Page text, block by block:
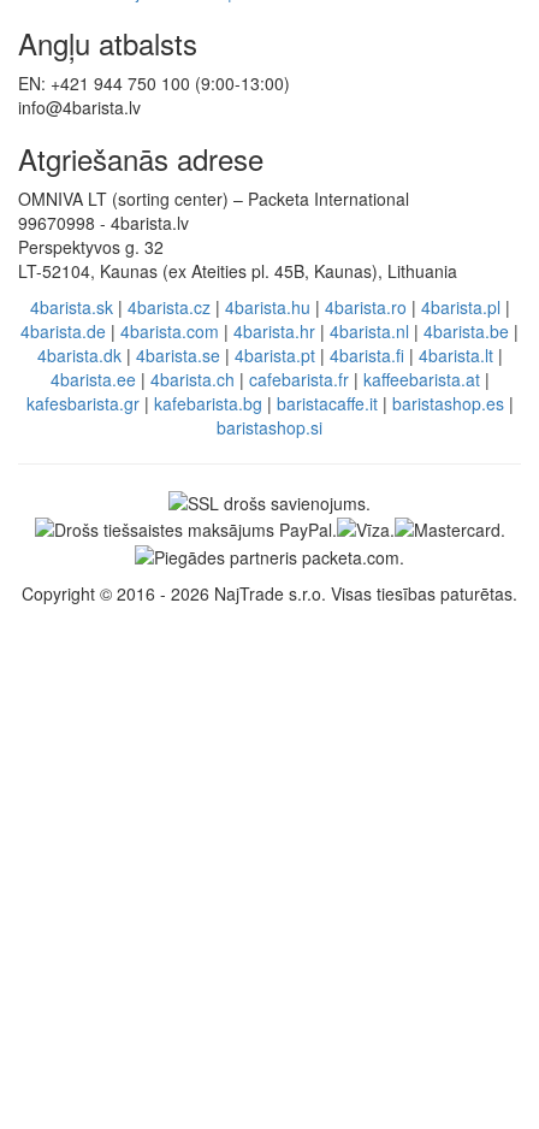
Angļu atbalsts
EN: +421 944 750 100 (9:00-13:00)
info@4barista.lv
Atgriešanās adrese
OMNIVA LT (sorting center) – Packeta International
99670998 - 4barista.lv
Perspektyvos g. 32
LT-52104, Kaunas (ex Ateities pl. 45B, Kaunas), Lithuania
4barista.sk| 4barista.cz| 4barista.hu | 4barista.ro | 4barista.pl |
4barista.de | 4barista.com | 4barista.hr | 4barista.nl | 4barista.be |
4barista.dk| 4barista.se| 4barista.pt| 4barista.fi| 4barista.lt|
4barista.ee| 4barista.ch | cafebarista.fr| kaffeebarista.at|
kafesbarista.gr| kafebarista.bg | baristacaffe.it| baristashop.es|
baristashop.si
Copyright © 2016 - 2026 NajTrade s.r.o. Visas tiesības paturētas.